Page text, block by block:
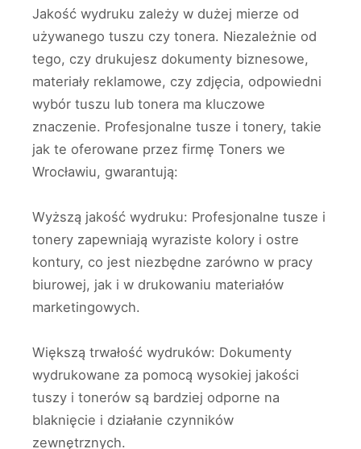
Jakość wydruku zależy w dużej mierze od
używanego tuszu czy tonera. Niezależnie od
tego, czy drukujesz dokumenty biznesowe,
materiały reklamowe, czy zdjęcia, odpowiedni
wybór tuszu lub tonera ma kluczowe
znaczenie. Profesjonalne tusze i tonery, takie
jak te oferowane przez firmę Toners we
Wrocławiu, gwarantują:
Wyższą jakość wydruku: Profesjonalne tusze i
tonery zapewniają wyraziste kolory i ostre
kontury, co jest niezbędne zarówno w pracy
biurowej, jak i w drukowaniu materiałów
marketingowych.
Większą trwałość wydruków: Dokumenty
wydrukowane za pomocą wysokiej jakości
tuszy i tonerów są bardziej odporne na
blaknięcie i działanie czynników
zewnętrznych.